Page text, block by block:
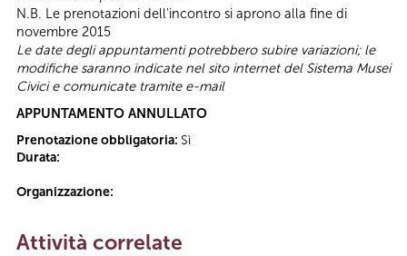
N.B. Le prenotazioni dell'incontro si aprono alla fine di
novembre 2015
Le date degli appuntamenti potrebbero subire variazioni; le
modifiche saranno indicate nel sito internet del Sistema Musei
Civici e comunicate tramite e-mail
APPUNTAMENTO ANNULLATO
Prenotazione obbligatoria: Sì
Durata:
Organizzazione:
Attività correlate